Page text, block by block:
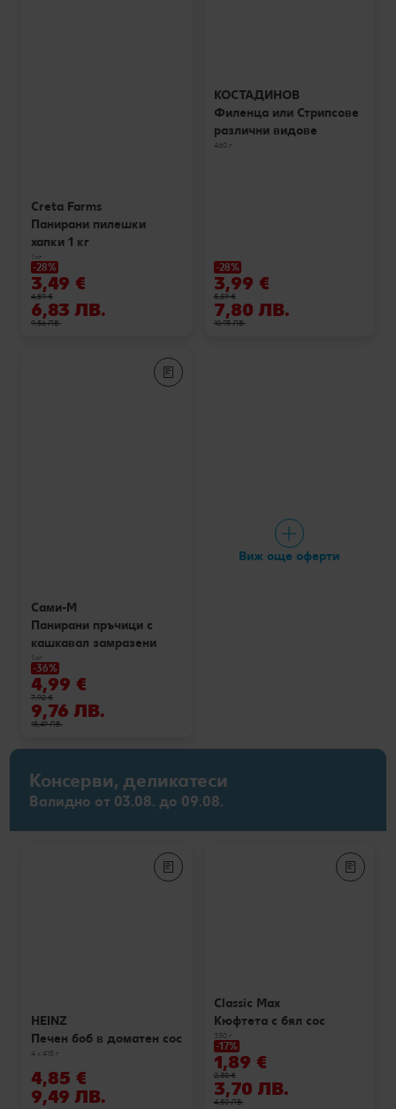
Creta Farms
Панирани пилешки
хапки 1 кг
1 кг
-28%
3,49 €
4,89 €
6,83 ЛВ.
9,56 ЛВ.
КОСТАДИНОВ
Филенца или Стрипсове
различни видове
460 г
-28%
3,99 €
5,59 €
7,80 ЛВ.
10,93 ЛВ.
Сами-М
Панирани пръчици с
кашкавал замразени
1 кг
-36%
4,99 €
7,92 €
9,76 ЛВ.
15,49 ЛВ.
Виж още оферти
Консерви, деликатеси
Валидно от 03.08. до 09.08.
HEINZ
Печен боб в доматен сос
4 x 415 г
4,85 €
9,49 ЛВ.
Classic Max
Кюфтета с бял сос
330 г
-17%
1,89 €
2,30 €
3,70 ЛВ.
4,50 ЛВ.